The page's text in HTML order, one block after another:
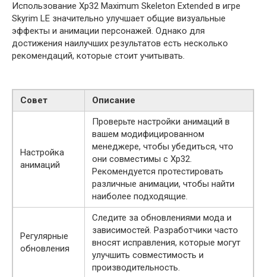
Использование Xp32 Maximum Skeleton Extended в игре
Skyrim LE значительно улучшает общие визуальные
эффекты и анимации персонажей. Однако для
достижения наилучших результатов есть несколько
рекомендаций, которые стоит учитывать.
Совет Описание
Настройка
анимаций
Проверьте настройки анимаций в
вашем модифицированном
менеджере, чтобы убедиться, что
они совместимы с Xp32.
Рекомендуется протестировать
различные анимации, чтобы найти
наиболее подходящие.
Регулярные
обновления
Следите за обновлениями мода и
зависимостей. Разработчики часто
вносят исправления, которые могут
улучшить совместимость и
производительность.